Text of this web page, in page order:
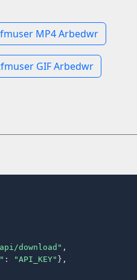
MP4 Arbedwr
GIF Arbedwr
download" ,
: "API_KEY" },